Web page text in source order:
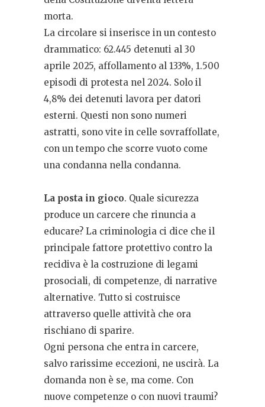
morta.
La circolare si inserisce in un contesto
drammatico: 62.445 detenuti al 30
aprile 2025, affollamento al 133%, 1.500
episodi di protesta nel 2024. Solo il
4,8% dei detenuti lavora per datori
esterni. Questi non sono numeri
astratti, sono vite in celle sovraffollate,
con un tempo che scorre vuoto come
una condanna nella condanna.
La posta in gioco. Quale sicurezza
produce un carcere che rinuncia a
educare? La criminologia ci dice che il
principale fattore protettivo contro la
recidiva è la costruzione di legami
prosociali, di competenze, di narrative
alternative. Tutto si costruisce
attraverso quelle attività che ora
rischiano di sparire.
Ogni persona che entra in carcere,
salvo rarissime eccezioni, ne uscirà. La
domanda non è se, ma come. Con
nuove competenze o con nuovi traumi?